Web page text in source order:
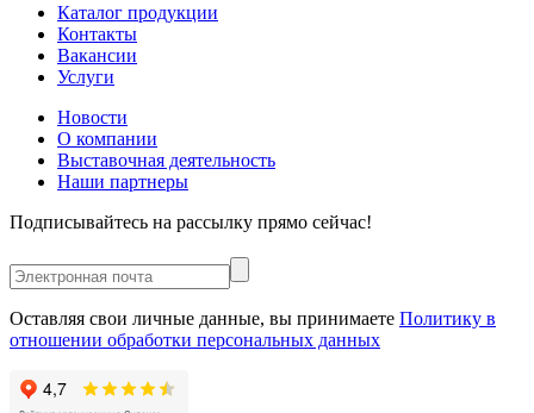
Каталог продукции
Контакты
Вакансии
Услуги
Новости
О компании
Выставочная деятельность
Наши партнеры
Подписывайтесь на рассылку прямо сейчас!
Оставляя свои личные данные, вы принимаете Политику в
отношении обработки персональных данных